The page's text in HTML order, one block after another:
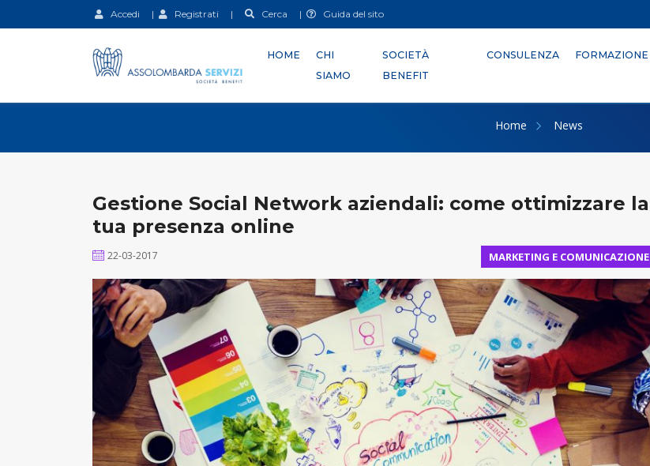
Accedi | Registrati | Cerca | Guida del sito
HOME
CHI
SIAMO
SOCIETÀ
BENEFIT
CONSULENZA FORMAZIONE
Home News
Gestione Social Network aziendali: come ottimizzare la
tua presenza online
22-03-2017 MARKETING E COMUNICAZIONE